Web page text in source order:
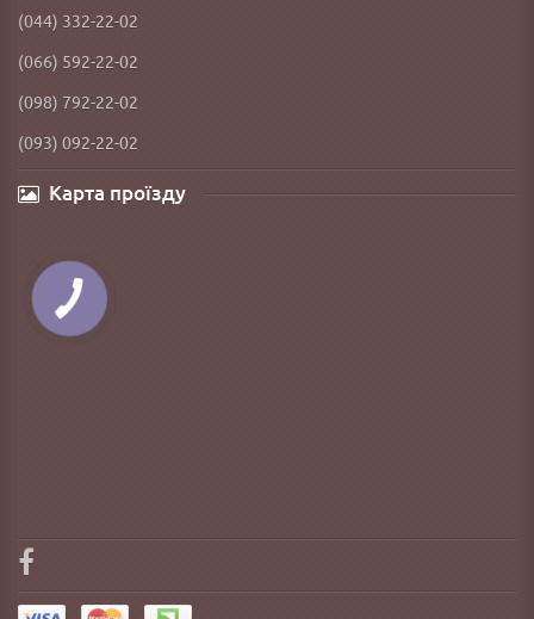
(044) 332-22-02
(066) 592-22-02
(098) 792-22-02
(093) 092-22-02
Карта проїзду